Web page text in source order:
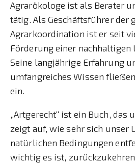
Agrarökologe ist als Berater
tätig. Als Geschäftsführer der
Agrarkoordination ist er seit
Förderung einer
Seine langjährige Erfahrung
umfangreiches Wissen
ein.
„Artgerecht“ ist ein Buch, das
zeigt auf, wie sehr sich unser
natürlichen Bedingungen
wichtig es ist,